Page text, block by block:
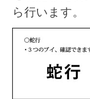
ら行います。